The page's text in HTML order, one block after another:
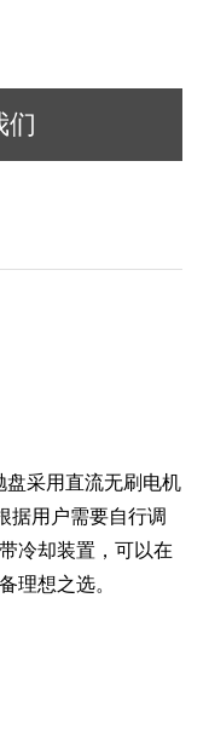
们
盘采用直流无刷电机
据用户需要自行调
冷却装置，可以在
理想之选。